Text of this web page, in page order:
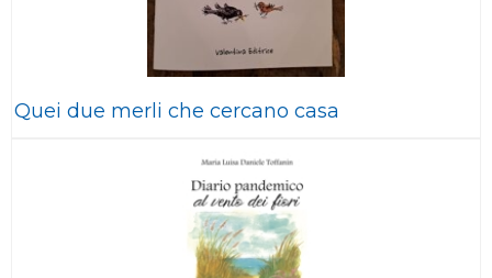
Quei due merli che cercano casa